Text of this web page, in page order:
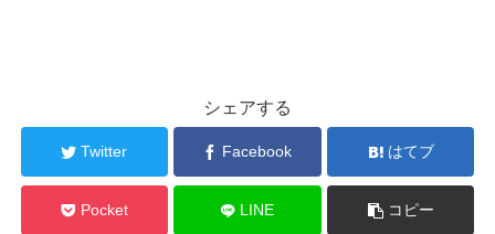
シェアする
Twitter Facebook はてブ
Pocket LINE コピー